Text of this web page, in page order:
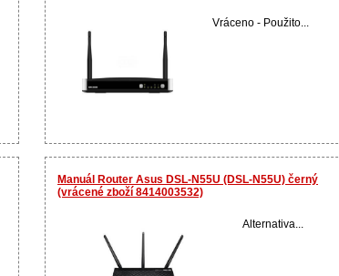
Vráceno - Použito...
Manuál Router Asus DSL-N55U (DSL-N55U) černý
(vrácené zboží 8414003532)
Alternativa...